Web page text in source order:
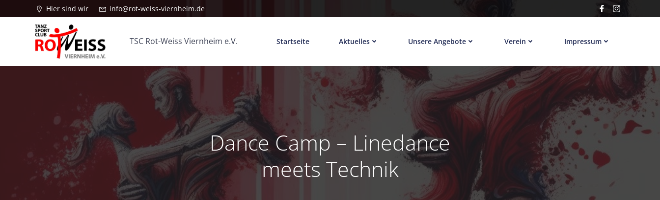
Inhalt
Hier sind wir info@rot-weiss-viernheim.de
TSC Rot-Weiss Viernheim e.V. Startseite Aktuelles Unsere Angebote Verein Impressum
Dance Camp – Linedance
meets Technik